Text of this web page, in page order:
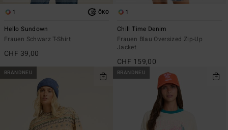
1 ÖKO
Hello Sundown
Frauen Schwarz T-Shirt
CHF 39,00
1
Chill Time Denim
Frauen Blau Oversized Zip-Up
Jacket
CHF 159,00
BRANDNEU BRANDNEU